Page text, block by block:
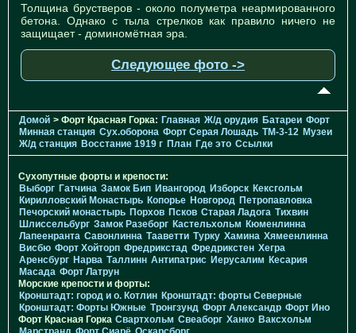
Толщина брустверов - около полуметра неармированного
бетона. Однако с тыла стрелков как правило ничего не
защищает - доминомётная эра.
Следующее фото ->
Домой > Форт Красная Горка: Главная Ж/д орудия Батареи Форт
Минная станция Cух.оборона Форт Серая Лошадь TM-3-12 Музеи
Ж/д станция Восстание 1919 г План Где это Ссылки
Сухопутные форты и крепости:
Выборг Гатчина Замок Бип Ивангород Изборск Кексгольм
Кирилловский Монастырь Копорье Новгород Петропавловка
Печорcкий монастырь Порхов Псков Старая Ладога Тихвин
Шлиссельбург Замок Разеборг Кастельхольм Кюменлинна
Лапеенранта Савонлинна Тааветти Турку Хамина Хямеенлинна
Висбю Форт Хойторп Фредрикстад Фредрикстен Хегра
Аренсбург Нарва Таллинн Антипатрис Иерусалим Кесария
Масада Форт Латрун
Морские крепости и форты:
Кронштадт: город и о. Котлин Кронштадт: форты Северные
Кронштадт: Форты Южные Тронгзунд Форт Александр Форт Ино
Форт Красная Горка Свартхольм Свеаборг Ханко Ваксхольм